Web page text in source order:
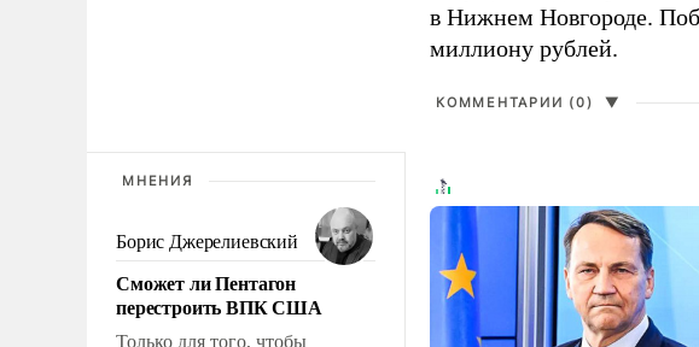
МНЕНИЯ
Борис Джерелиевский
Сможет ли Пентагон
перестроить ВПК США
Только для того, чтобы
в Нижнем Новгороде.
миллиону рублей.
КОММЕНТАРИИ (0) ▼